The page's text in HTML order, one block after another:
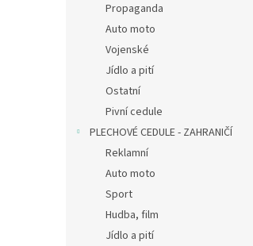
Propaganda
Auto moto
Vojenské
Jídlo a pití
Ostatní
Pivní cedule
PLECHOVÉ CEDULE - ZAHRANIČÍ
Reklamní
Auto moto
Sport
Hudba, film
Jídlo a pití